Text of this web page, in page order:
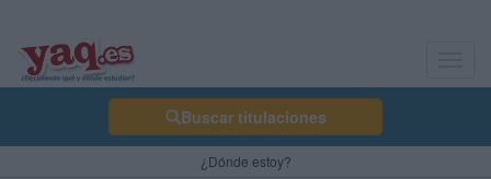
Buscar titulaciones
¿Dónde estoy?